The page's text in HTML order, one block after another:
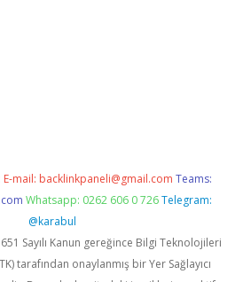
E-mail: backlinkpaneli@gmail.com Teams:
Whatsapp: 0262 606 0 726 Telegram:
@karabul
Sayılı Kanun gereğince Bilgi Teknolojileri
tarafından onaylanmış bir Yer Sağlayıcı